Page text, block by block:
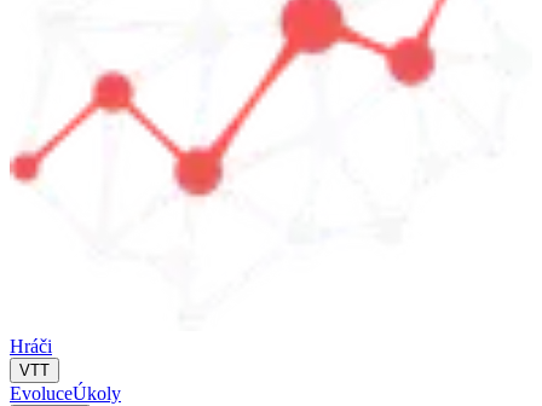
Hráči
VTT
EvoluceÚkoly